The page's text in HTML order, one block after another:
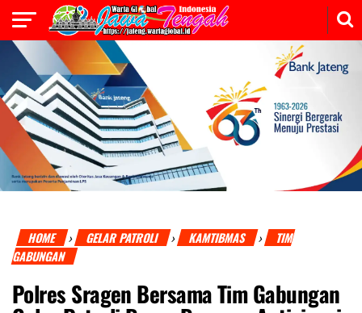
HOME › GELAR PATROLI › KAMTIBMAS ›
TIM
GABUNGAN
Polres Sragen Bersama Tim Gabungan